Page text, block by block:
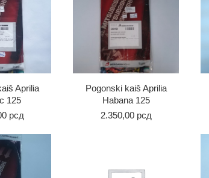
Aprilia
125
рсд
Pogonski kaiš Aprilia
Habana 125
2.350,00 рсд